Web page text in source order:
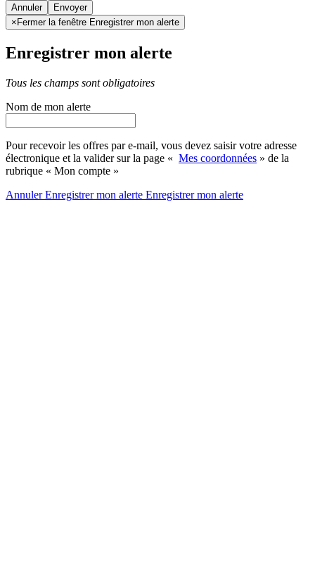
Annuler
× Fermer la fenêtre Enregistrer mon alerte
Enregistrer mon alerte
Tous les champs sont obligatoires
Nom de mon alerte
Pour recevoir les offres par e-mail, vous devez saisir votre adresse
électronique et la valider sur la page « Mes coordonnées » de la
rubrique « Mon compte »
AnnulerEnregistrer mon alerte Enregistrermon alerte